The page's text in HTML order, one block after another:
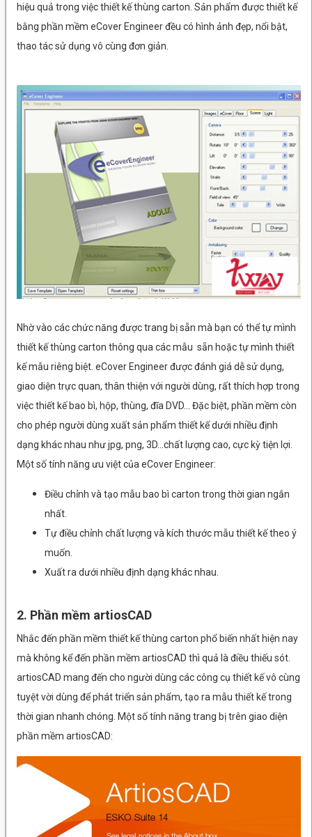
hiệu quả trong việc thiết kế thùng carton. Sản phẩm được thiết kế
bằng phần mềm eCover Engineer đều có hình ảnh đẹp, nổi bật,
thao tác sử dụng vô cùng đơn giản.
Nhờ vào các chức năng được trang bị sẵn mà bạn có thể tự mình
thiết kế thùng carton thông qua các mẫu sẵn hoặc tự mình thiết
kế mẫu riêng biệt. eCover Engineer được đánh giá dễ sử dụng,
giao diện trực quan, thân thiện với người dùng, rất thích hợp trong
việc thiết kế bao bì, hộp, thùng, đĩa DVD… Đặc biệt, phần mềm còn
cho phép người dùng xuất sản phẩm thiết kế dưới nhiều định
dạng khác nhau như jpg, png, 3D…chất lượng cao, cực kỳ tiện lợi.
Một số tính năng ưu việt của eCover Engineer:
Điều chỉnh và tạo mẫu bao bì carton trong thời gian ngắn
nhất.
Tự điều chỉnh chất lượng và kích thước mẫu thiết kế theo ý
muốn.
Xuất ra dưới nhiều định dạng khác nhau.
2. Phần mềm artiosCAD
Nhắc đến phần mềm thiết kế thùng carton phổ biến nhất hiện nay
mà không kể đến phần mềm artiosCAD thì quả là điều thiếu sót.
artiosCAD mang đến cho người dùng các công cụ thiết kế vô cùng
tuyệt vời dùng để phát triển sản phẩm, tạo ra mẫu thiết kế trong
thời gian nhanh chóng. Một số tính năng trang bị trên giao diện
phần mềm artiosCAD: